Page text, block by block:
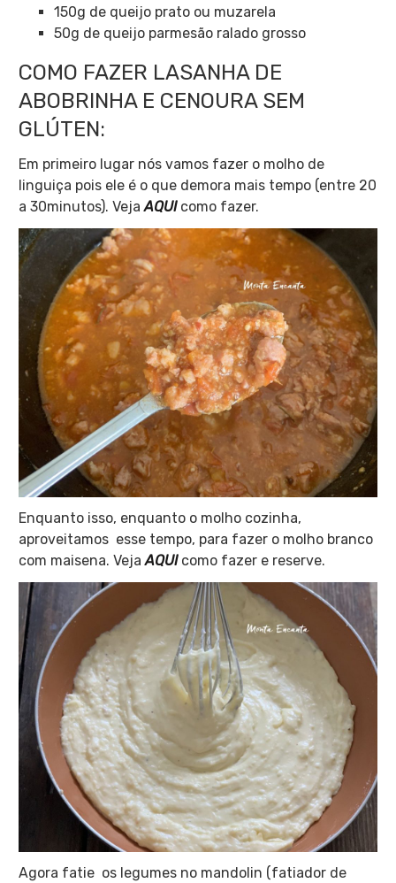
150g de queijo prato ou muzarela
50g de queijo parmesão ralado grosso
COMO FAZER LASANHA DE
ABOBRINHA E CENOURA SEM
GLÚTEN:
Em primeiro lugar nós vamos fazer o molho de
linguiça pois ele é o que demora mais tempo (entre 20
a 30minutos). VejaAQUI como fazer.
Enquanto isso, enquanto o molho cozinha,
aproveitamos esse tempo, para fazer o molho branco
com maisena. VejaAQUIcomo fazer e reserve.
Agora fatie os legumes no mandolin (fatiador de